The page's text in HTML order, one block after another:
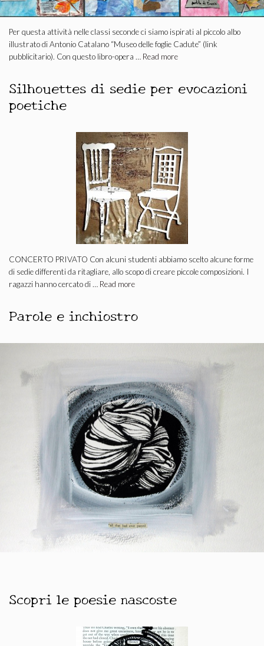
Per questa attività nelle classi seconde ci siamo ispirati al piccolo albo
illustrato di Antonio Catalano “Museo delle foglie Cadute” (link
pubblicitario). Con questo libro-opera … Read more
Silhouettes di sedie per evocazioni
poetiche
CONCERTO PRIVATO Con alcuni studenti abbiamo scelto alcune forme
di sedie differenti da ritagliare, allo scopo di creare piccole composizioni. I
ragazzi hanno cercato di … Read more
Parole e inchiostro
Scopri le poesie nascoste